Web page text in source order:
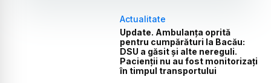
Actualitate
Update. Ambulanța oprită
pentru cumpărături la Bacău:
DSU a găsit și alte nereguli.
Pacienții nu au fost monitorizați
în timpul transportului